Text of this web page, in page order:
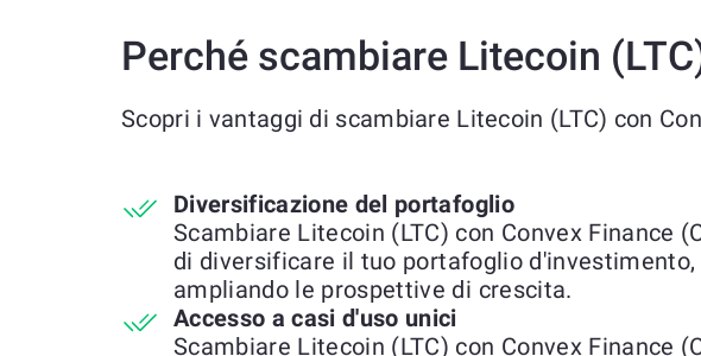
Perché scambiare Litecoin
Scopri i vantaggi di scambiare Litecoin (LTC) con
Diversificazione del portafoglio
Scambiare Litecoin (LTC) con Convex Finance
di diversificare il tuo portafoglio d'investimento,
ampliando le prospettive di crescita.
Accesso a casi d'uso unici
Scambiare Litecoin (LTC) con Convex Finance